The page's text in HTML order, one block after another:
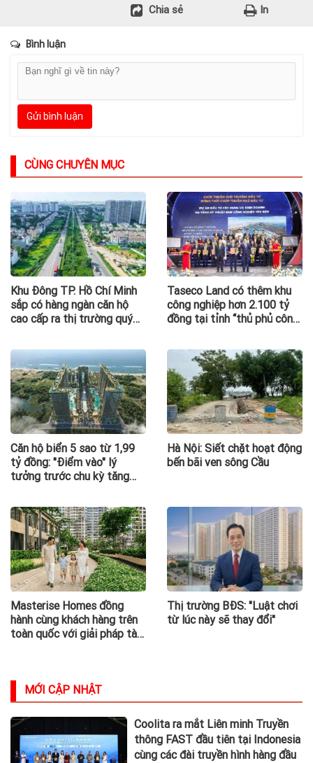
Chia sẻ In
Bình luận
Gửi bình luận
CÙNG CHUYÊN MỤC
Khu Đông TP. Hồ Chí Minh
sắp có hàng ngàn căn hộ
cao cấp ra thị trường quý
Taseco Land có thêm khu
công nghiệp hơn 2.100 tỷ
đồng tại tỉnh “thủ phủ công
Vingroup, Sun Group, T&T
cùng hiện diện
Căn hộ biển 5 sao từ 1,99
tỷ đồng: "Điểm vào" lý
tưởng trước chu kỳ tăng
Hà Nội: Siết chặt hoạt động
bến bãi ven sông Cầu
Masterise Homes đồng
hành cùng khách hàng trên
toàn quốc với giải pháp tài
Thị trường BĐS: "Luật chơi
từ lúc này sẽ thay đổi"
MỚI CẬP NHẬT
Coolita ra mắt Liên minh Truyền
thông FAST đầu tiên tại Indonesia
cùng các đài truyền hình hàng đầu